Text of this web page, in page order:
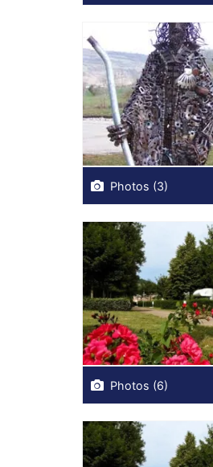
Photos (3)
Photos (6)